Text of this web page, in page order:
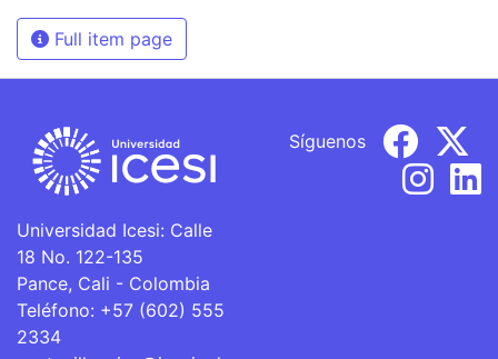
Full item page
Universidad Icesi: Calle
18 No. 122-135
Pance, Cali - Colombia
Teléfono: +57 (602) 555
2334
Síguenos